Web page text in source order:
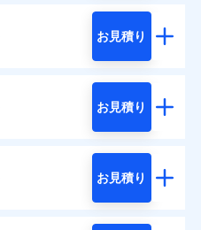
お見積り
お見積り
お見積り